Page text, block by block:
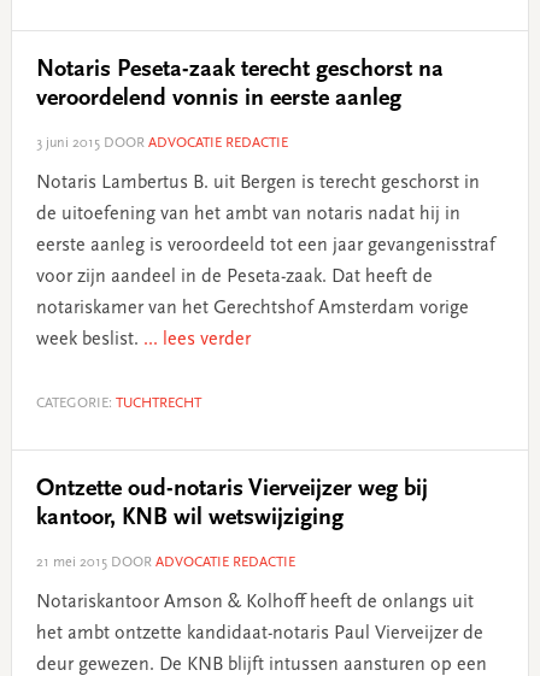
Notaris Peseta-zaak terecht geschorst na
veroordelend vonnis in eerste aanleg
3 juni 2015DOOR ADVOCATIE REDACTIE
Notaris Lambertus B. uit Bergen is terecht geschorst in
de uitoefening van het ambt van notaris nadat hij in
eerste aanleg is veroordeeld tot een jaar gevangenisstraf
voor zijn aandeel in de Peseta-zaak. Dat heeft de
notariskamer van het Gerechtshof Amsterdam vorige
week beslist. ... lees verder
CATEGORIE: TUCHTRECHT
Ontzette oud-notaris Vierveijzer weg bij
kantoor, KNB wil wetswijziging
21 mei 2015DOOR ADVOCATIE REDACTIE
Notariskantoor Amson & Kolhoff heeft de onlangs uit
het ambt ontzette kandidaat-notaris Paul Vierveijzer de
deur gewezen. De KNB blijft intussen aansturen op een